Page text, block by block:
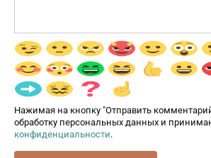
Нажимая на кнопку "Отправить
обработку персональных данных и
конфиденциальности.